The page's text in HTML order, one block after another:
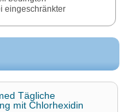
eingeschränkter
Das Pfefferminzaroma
Geraniol,
die Packungsbeilage
in Ihrer Apotheke.
Tägliche
mit Chlorhexidin